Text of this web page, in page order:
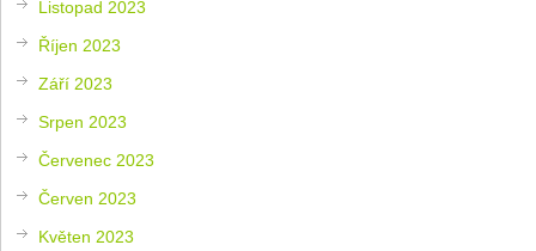
Listopad 2023
Říjen 2023
Září 2023
Srpen 2023
Červenec 2023
Červen 2023
Květen 2023